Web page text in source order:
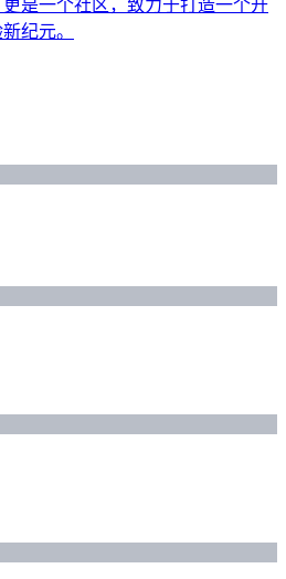
是一个社区，致力于打造一个开
纪元。